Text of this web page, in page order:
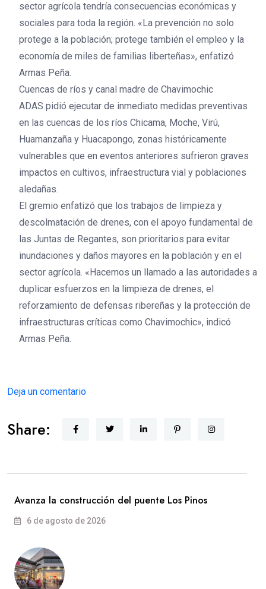
sector agrícola tendría consecuencias económicas y
sociales para toda la región. «La prevención no solo
protege a la población; protege también el empleo y la
economía de miles de familias liberteñas», enfatizó
Armas Peña.
Cuencas de ríos y canal madre de Chavimochic
ADAS pidió ejecutar de inmediato medidas preventivas
en las cuencas de los ríos Chicama, Moche, Virú,
Huamanzaña y Huacapongo, zonas históricamente
vulnerables que en eventos anteriores sufrieron graves
impactos en cultivos, infraestructura vial y poblaciones
aledañas.
El gremio enfatizó que los trabajos de limpieza y
descolmatación de drenes, con el apoyo fundamental de
las Juntas de Regantes, son prioritarios para evitar
inundaciones y daños mayores en la población y en el
sector agrícola. «Hacemos un llamado a las autoridades a
duplicar esfuerzos en la limpieza de drenes, el
reforzamiento de defensas ribereñas y la protección de
infraestructuras críticas como Chavimochic», indicó
Armas Peña.
Deja un comentario
Share:
Avanza la construcción del puente Los Pinos
6 de agosto de 2026